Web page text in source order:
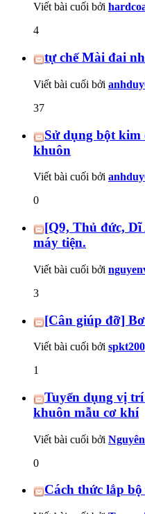
Viết bài cuối bởi
4
tự chế Mài đai
Viết bài cuối bởi
37
Sử dụng bột kim
khuôn
Viết bài cuối bởi
0
[Q9, Thủ đức,
máy tiện.
Viết bài cuối bởi
3
[Cân giúp đỡ]
Viết bài cuối bởi
1
Tuyển dụng vị
khuôn mẫu cơ khí
Viết bài cuối bởi
0
Cách thức lắp